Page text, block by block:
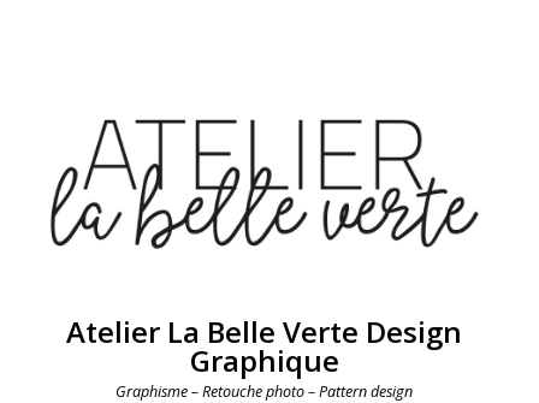
Atelier La Belle Verte Design
Graphique
Graphisme – Retouche photo – Pattern design